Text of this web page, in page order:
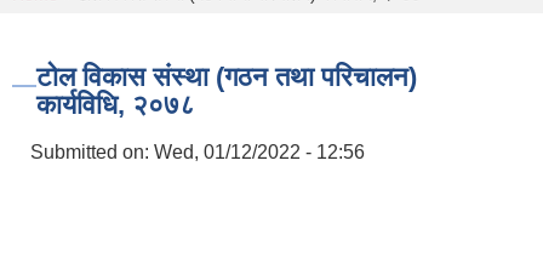
टोल विकास संस्था (गठन तथा परिचालन)
कार्यविधि, २०७८
Submitted on: Wed, 01/12/2022 - 12:56